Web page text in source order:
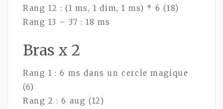
Rang 12 : (1 ms, 1 dim, 1 ms) * 6 (18)
Rang 13 – 37 : 18 ms
Bras x 2
Rang 1 : 6 ms dans un cercle magique
(6)
Rang 2 : 6 aug (12)